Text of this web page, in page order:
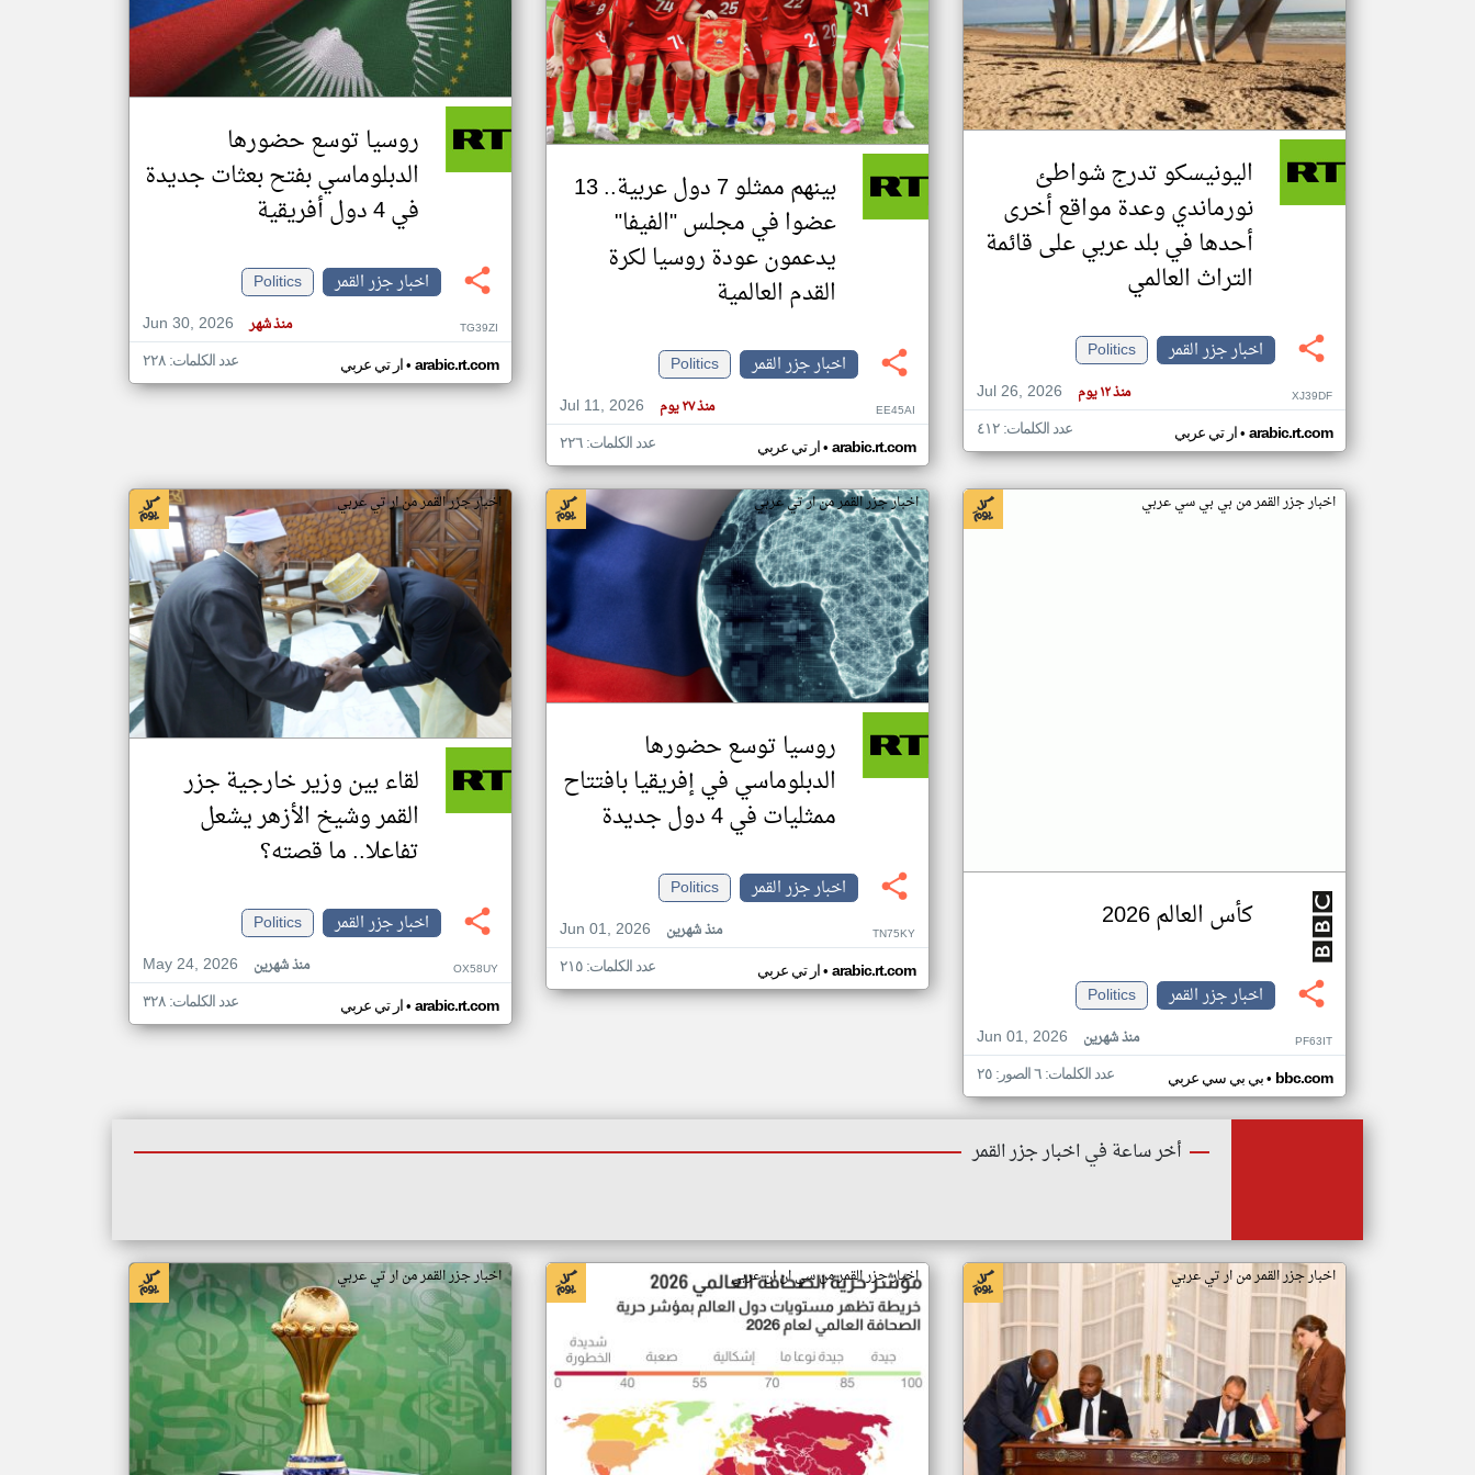
تغيير الدولة
اخبار جزر القمر على مدار الساعة
أهم اخبار جزر القمر العاجلة والمباشرة
اليونيسكو تدرج شواطئ
نورماندي وعدة مواقع أخرى
أحدها في بلد عربي على قائمة
التراث العالمي
اخبار جزر القمر
Politics
Jul 26, 2026
منذ ١٢ يوم XJ39DF
ار تي عربي• arabic.rt.com عدد الكلمات: ٤١٢
بينهم ممثلو 7 دول عربية.. 13
عضوا في مجلس "الفيفا"
يدعمون عودة روسيا لكرة
القدم العالمية
اخبار جزر القمر
Politics
Jul 11, 2026
منذ ٢٧ يوم EE45AI
ار تي عربي• arabic.rt.com عدد الكلمات: ٢٢٦
روسيا توسع حضورها
الدبلوماسي بفتح بعثات جديدة
في 4 دول أفريقية
اخبار جزر القمر
Politics
Jun 30, 2026
منذ شهر TG39ZI
ار تي عربي• arabic.rt.com عدد الكلمات: ٢٢٨
اخبار جزر القمر من بي بي سي عربي
كأس العالم 2026
اخبار جزر القمر
Politics
Jun 01, 2026
منذ شهرين PF63IT
بي بي سي عربي• bbc.com عدد الكلمات: ٦ الصور: ٢٥
اخبار جزر القمر من ار تي عربي
روسيا توسع حضورها
الدبلوماسي في إفريقيا بافتتاح
ممثليات في 4 دول جديدة
اخبار جزر القمر
Politics
Jun 01, 2026
منذ شهرين TN75KY
ار تي عربي• arabic.rt.com عدد الكلمات: ٢١٥
اخبار جزر القمر من ار تي عربي
لقاء بين وزير خارجية جزر
القمر وشيخ الأزهر يشعل
تفاعلا.. ما قصته؟
اخبار جزر القمر
Politics
May 24, 2026
منذ شهرين OX58UY
ار تي عربي• arabic.rt.com عدد الكلمات: ٣٢٨
أخر ساعة في اخبار جزر القمر
اخبار جزر القمر من ار تي عربي اخبار جزر القمر من سي ان ان عربي اخبار جزر القمر من ار تي عربي
klyoum.com